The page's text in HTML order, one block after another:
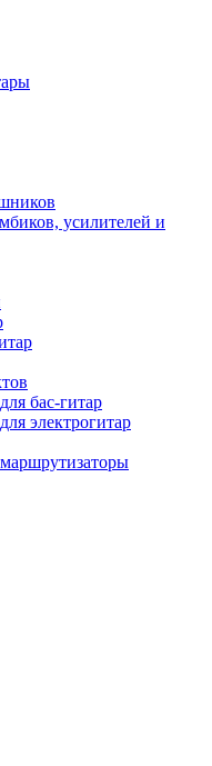
усилителей и
бас-гитар
электрогитар